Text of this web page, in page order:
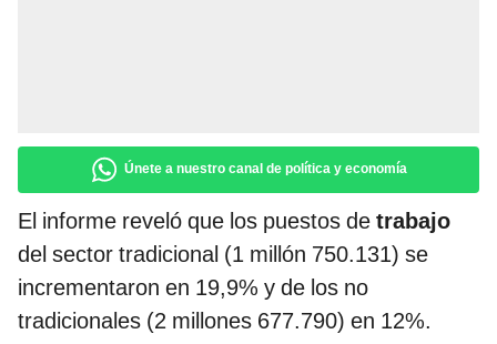
Únete a nuestro canal de política y economía
El informe reveló que los puestos de trabajo
del sector tradicional (1 millón 750.131) se
incrementaron en 19,9% y de los no
tradicionales (2 millones 677.790) en 12%.